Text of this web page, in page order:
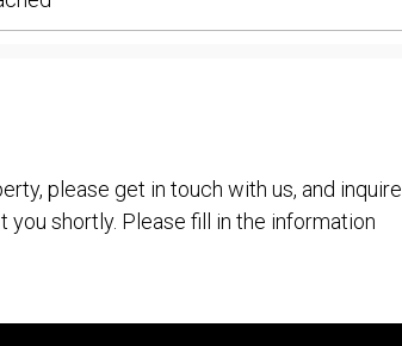
please get in touch with us, and inquire
shortly. Please fill in the information